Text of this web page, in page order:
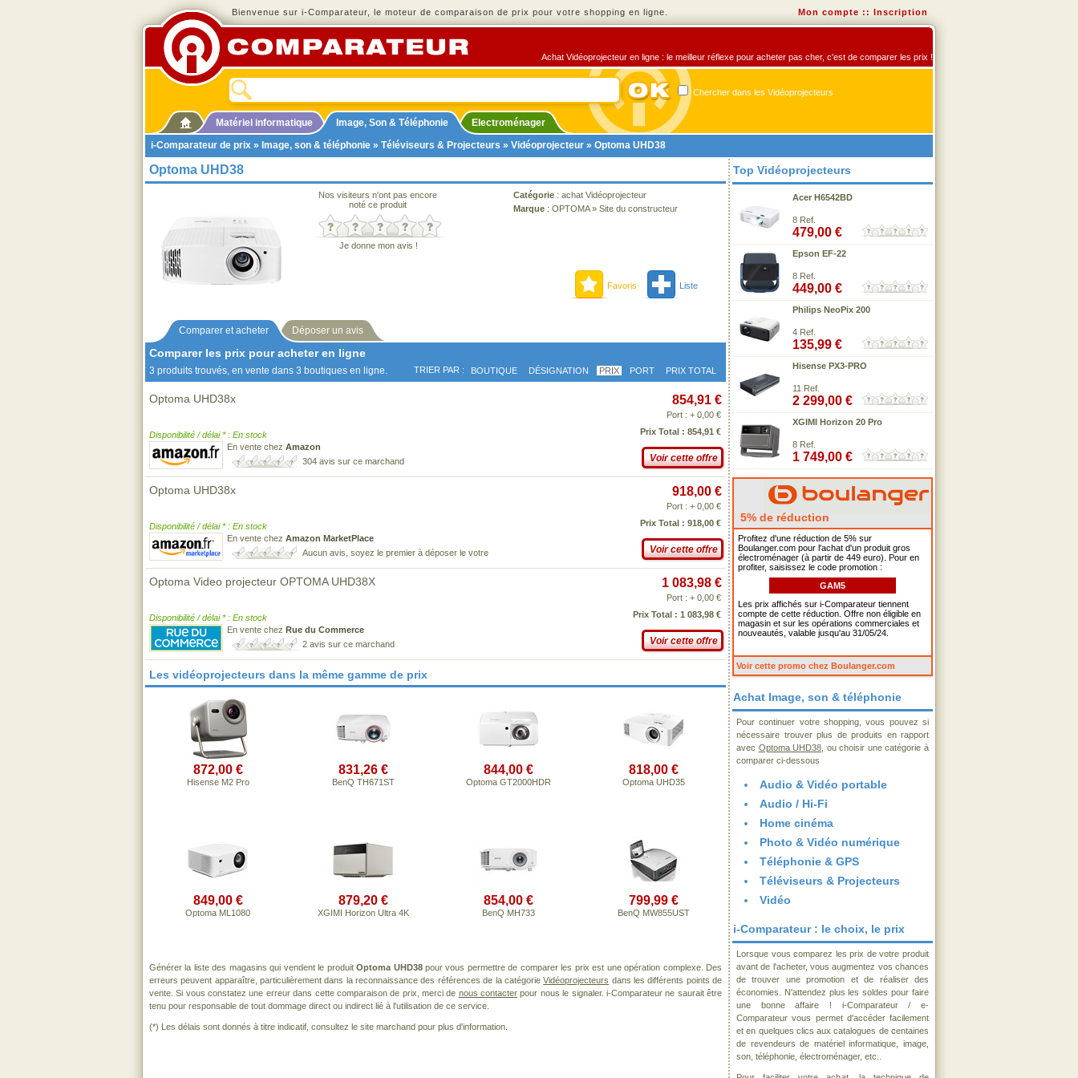
Bienvenue sur i-Comparateur, le moteur de comparaison de prix pour votre shopping en ligne. Mon compte :: Inscription
Achat Vidéoprojecteur en ligne : le meilleur réflexe pour acheter pas cher, c'est de comparer les prix !
Chercher dans les Vidéoprojecteurs
Matériel informatique Image, Son & Téléphonie
Electroménager
i-Comparateur de prix » Image, son & téléphonie » Téléviseurs & Projecteurs » Vidéoprojecteur » Optoma UHD38
Optoma UHD38
Nos visiteurs n'ont pas encore
noté ce produit
Je donne mon avis !
Catégorie : achat Vidéoprojecteur
Marque : OPTOMA» Site du constructeur
Favoris Liste
Comparer et acheter Déposer un avis
Comparer les prix pour acheter en ligne
3 produits trouvés, en vente dans 3 boutiques en ligne. TRIER PAR : BOUTIQUE DÉSIGNATION PRIX PORT PRIX TOTAL
Optoma UHD38x
Disponibilité / délai * : En stock
En vente chez Amazon
304 avis sur ce marchand
854,91 €
Port : + 0,00 €
Prix Total : 854,91 €
Voir cette offre
Optoma UHD38x
Disponibilité / délai * : En stock
En vente chez Amazon MarketPlace
Aucun avis, soyez le premier à déposer le votre
918,00 €
Port : + 0,00 €
Prix Total : 918,00 €
Voir cette offre
Optoma Video projecteur OPTOMA UHD38X
Disponibilité / délai * : En stock
En vente chez Rue du Commerce
2 avis sur ce marchand
1 083,98 €
Port : + 0,00 €
Prix Total : 1 083,98 €
Voir cette offre
Les vidéoprojecteurs dans la même gamme de prix
872,00 €
Hisense M2 Pro
831,26 €
BenQ TH671ST
844,00 €
Optoma GT2000HDR
818,00 €
Optoma UHD35
849,00 €
Optoma ML1080
879,20 €
XGIMI Horizon Ultra 4K
854,00 €
BenQ MH733
799,99 €
BenQ MW855UST
Générer la liste des magasins qui vendent le produitOptoma UHD38pour vous permettre de comparer les prix est une opération complexe. Des
erreurs peuvent apparaître, particulièrement dans la reconnaissance des références de la catégorieVidéoprojecteurs dans les différents points de
vente. Si vous constatez une erreur dans cette comparaison de prix, merci de nous contacter pour nous le signaler. i-Comparateur ne saurait être
tenu pour responsable de tout dommage direct ou indirect lié à l'utilisation de ce service.
(*) Les délais sont donnés à titre indicatif, consultez le site marchand pour plus d'information.
Top Vidéoprojecteurs
Acer H6542BD
8 Ref.
479,00 €
Epson EF-22
8 Ref.
449,00 €
Philips NeoPix 200
4 Ref.
135,99 €
Hisense PX3-PRO
11 Ref.
2 299,00 €
XGIMI Horizon 20 Pro
8 Ref.
1 749,00 €
5% de réduction
Profitez d'une réduction de 5% sur
Boulanger.com pour l'achat d'un produit gros
électroménager (à partir de 449 euro). Pour en
profiter, saisissez le code promotion :
GAM5
Les prix affichés sur i-Comparateur tiennent
compte de cette réduction. Offre non éligible en
magasin et sur les opérations commerciales et
nouveautés, valable jusqu'au 31/05/24.
Voir cette promo chez Boulanger.com
Achat Image, son & téléphonie
Pour continuer votre shopping, vous pouvez si
nécessaire trouver plus de produits en rapport
avec Optoma UHD38 , ou choisir une catégorie à
comparer ci-dessous
Audio & Vidéo portable
Audio / Hi-Fi
Home cinéma
Photo & Vidéo numérique
Téléphonie & GPS
Téléviseurs & Projecteurs
Vidéo
i-Comparateur : le choix, le prix
Lorsque vous comparez les prix de votre produit
avant de l'acheter, vous augmentez vos chances
de trouver une promotion et de réaliser des
économies. N'attendez plus les soldes pour faire
une bonne affaire ! i-Comparateur / e-
Comparateur vous permet d'accéder facilement
et en quelques clics aux catalogues de centaines
de revendeurs de matériel informatique, image,
son, téléphonie, électroménager, etc..